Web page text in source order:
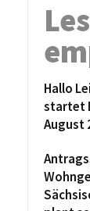
Hallo
startet
August